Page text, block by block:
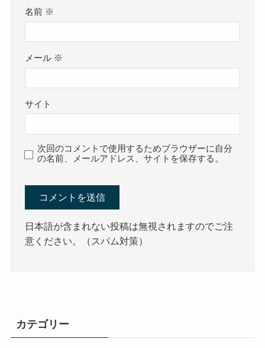
名前 ※
メール ※
サイト
次回のコメントで使用するためブラウザーに自分
の名前、メールアドレス、サイトを保存する。
日本語が含まれない投稿は無視されますのでご注
意ください。（スパム対策）
カテゴリー